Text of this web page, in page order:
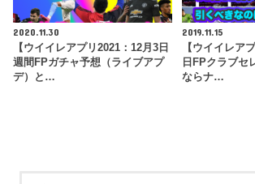
2020.11.30
【ウイイレアプリ2021：12月3日
週間FPガチャ予想（ライブアプ
デ）と…
2019.11.15
【ウイイレア
日FPクラブセ
ならナ…